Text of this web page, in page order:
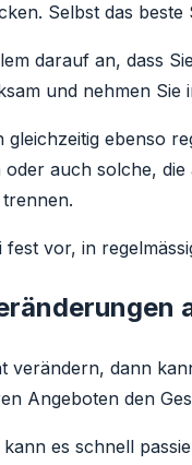
Selbst das
darauf an, dass
und nehmen
gleichzeitig ebenso
oder auch solche,
fest vor, in
verändern, dann
Angeboten den
es schnell